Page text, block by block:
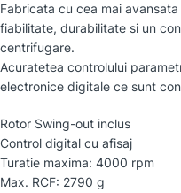
Fabricata cu cea mai
fiabilitate, durabilitate si un
centrifugare.
Acuratetea controlului
electronice digitale ce sunt
Rotor Swing-out inclus
Control digital cu afisaj
Turatie maxima: 4000 rpm
Max. RCF: 2790 g